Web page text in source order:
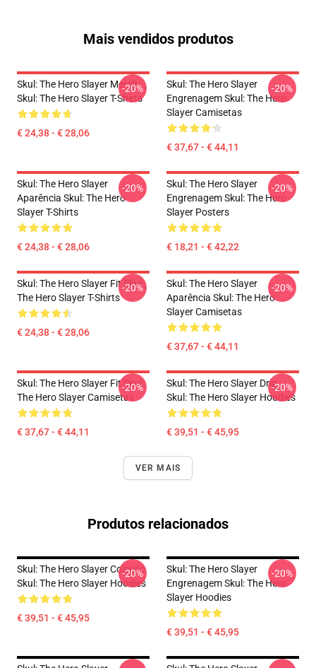
Mais vendidos produtos
Skul: The Hero Slayer Merch
Skul: The Hero Slayer T-Shirts
€ 24,38 - € 28,06
-20%
Skul: The Hero Slayer
Engrenagem Skul: The Hero
Slayer Camisetas
€ 37,67 - € 44,11
-20%
Skul: The Hero Slayer
Aparência Skul: The Hero
Slayer T-Shirts
€ 24,38 - € 28,06
-20%
Skul: The Hero Slayer
Engrenagem Skul: The Hero
Slayer Posters
€ 18,21 - € 42,22
-20%
Skul: The Hero Slayer Fit Skul:
The Hero Slayer T-Shirts
€ 24,38 - € 28,06
-20%
Skul: The Hero Slayer
Aparência Skul: The Hero
Slayer Camisetas
€ 37,67 - € 44,11
-20%
Skul: The Hero Slayer Fit Skul:
The Hero Slayer Camisetas
€ 37,67 - € 44,11
-20%
Skul: The Hero Slayer Drip
Skul: The Hero Slayer Hoodies
€ 39,51 - € 45,95
-20%
VER MAIS
Produtos relacionados
Skul: The Hero Slayer Coleção
Skul: The Hero Slayer Hoodies
€ 39,51 - € 45,95
-20%
Skul: The Hero Slayer
Engrenagem Skul: The Hero
Slayer Hoodies
€ 39,51 - € 45,95
-20%